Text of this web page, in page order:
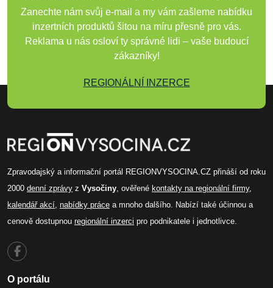
Zanechte nám svůj e-mail a my vám zašleme nabídku
inzertních produktů šitou na míru přesně pro vás.
Reklama u nás osloví ty správné lidi – vaše budoucí
zákazníky!
REGIONÁLNÍ INZERCE
Zpravodajský a informační portál REGIONVYSOCINA.CZ přináší od roku
2000 denní zprávy z Vysočiny , ověřené kontakty na regionální firmy,
kalendář akcí nabídky práce a mnoho dalšího. Nabízí také účinnou a
cenově dostupnou regionální inzerci pro podnikatele i jednotlivce.
O portálu